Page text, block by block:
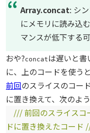
Array.concat: シ
にメモリに読み込
マンスが低下する
おや?concatは遅いと書
に、上のコードを使う
前回のスライスのコー
に置き換えて、次のよ
/// 前回のスライス
ドに置き換えたコード